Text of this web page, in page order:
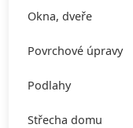
Okna, dveře
Povrchové úpravy
Podlahy
Střecha domu